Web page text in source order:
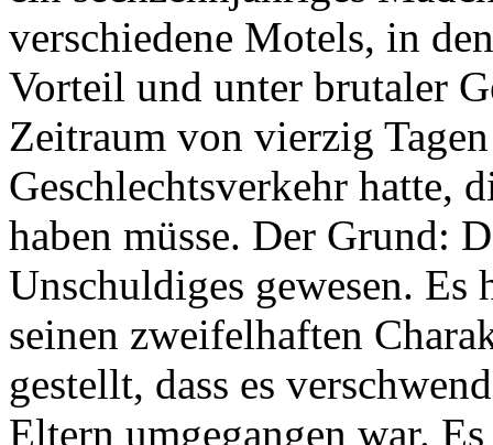
verschiedene Motels, in
Vorteil und unter brutaler
Zeitraum von vierzig
Geschlechtsverkehr hatte,
haben müsse. Der Grund:
Unschuldiges gewesen. Es
seinen zweifelhaften
gestellt, dass es
Eltern umgegangen war.